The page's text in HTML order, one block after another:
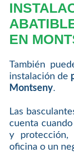
EN
También
instalación de
Montseny.
Las
cuenta
y
oficina o un